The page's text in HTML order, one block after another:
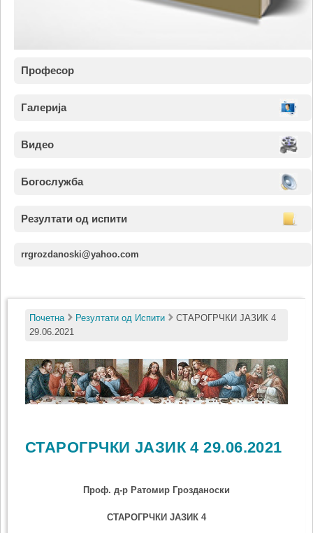
Професор
Галерија
Видео
Богослужба
Резултати од испити
rrgrozdanoski@yahoo.com
Почетна Резултати од Испити
СТАРОГРЧКИ ЈАЗИК 4
29.06.2021
СТАРОГРЧКИ ЈАЗИК 4 29.06.2021
Проф. д-р Ратомир Грозданоски
СТАРОГРЧКИ ЈАЗИК 4